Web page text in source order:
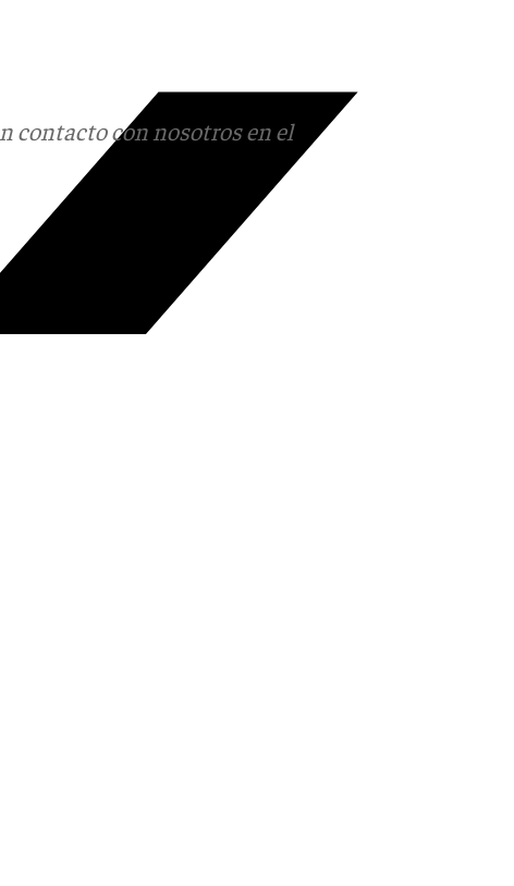
contacto con nosotros en el